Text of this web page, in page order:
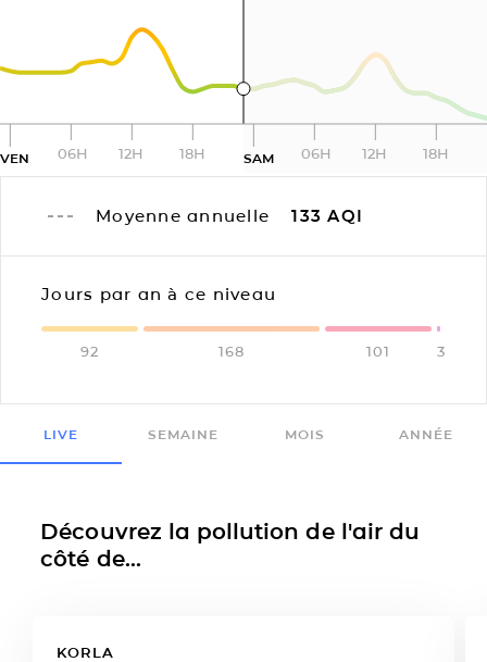
VEN 06H 12H 18H SAM 06H 12H 18H
Moyenne annuelle 133 AQI
Jours par an à ce niveau
92 168 101 3
LIVE SEMAINE MOIS ANNÉE
Découvrez la pollution de l'air du
côté de...
KORLA